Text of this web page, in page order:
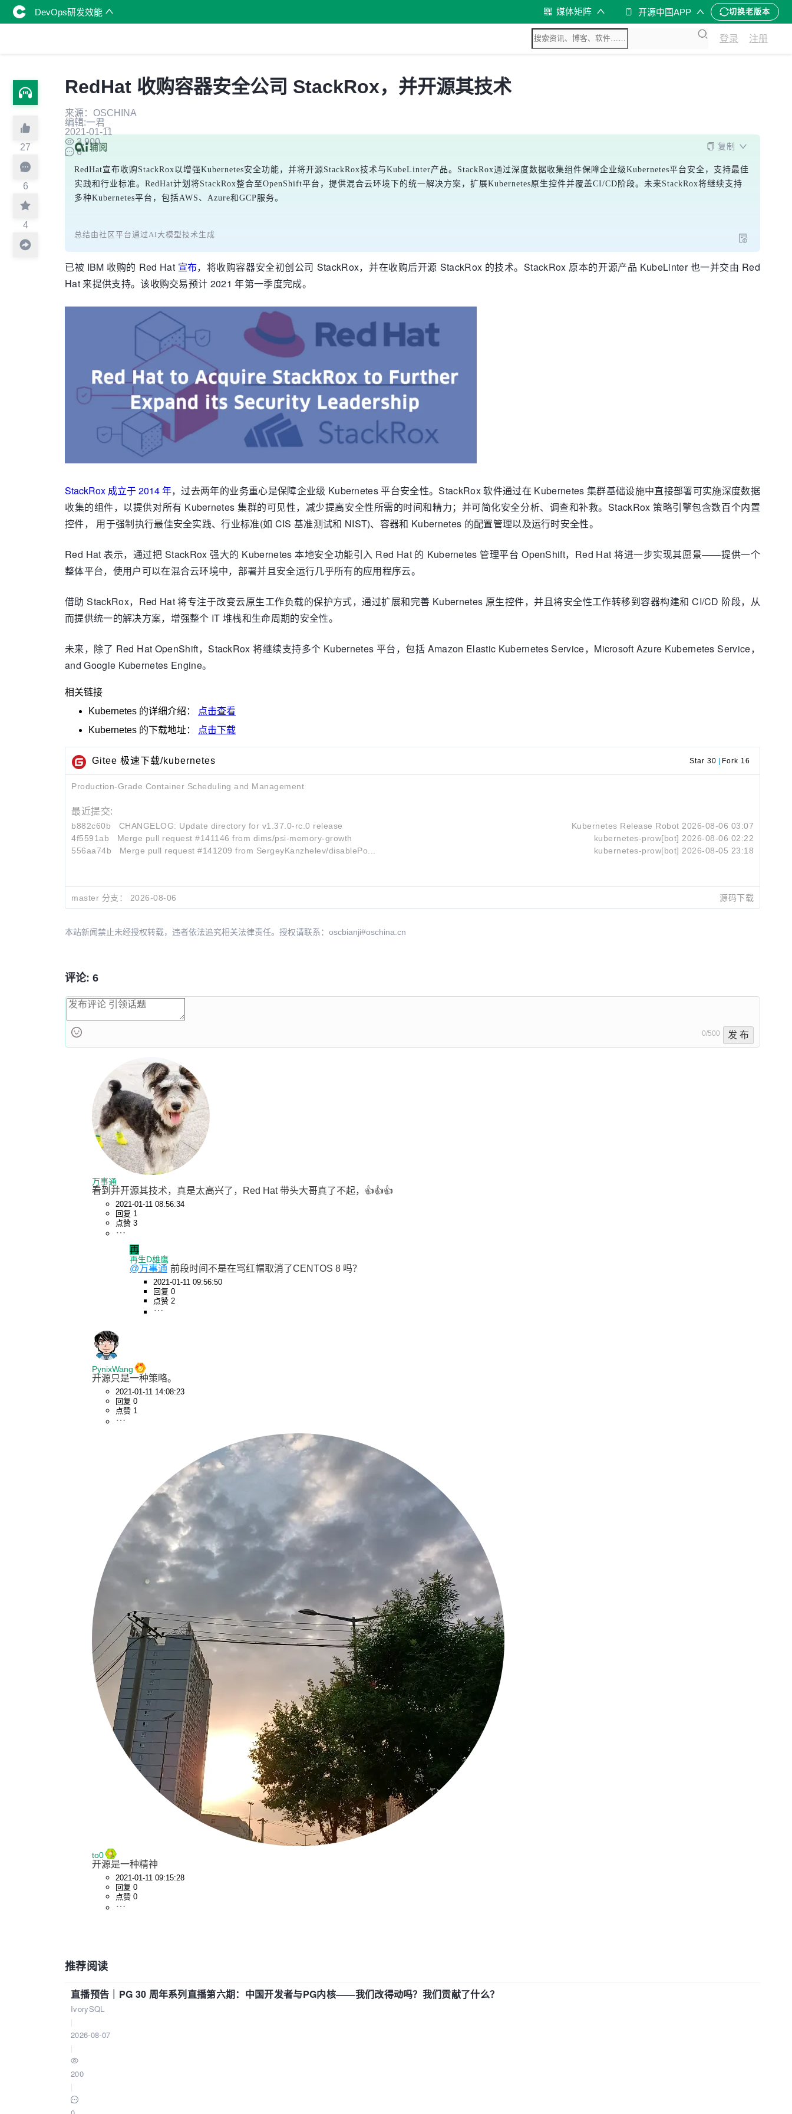
DevOps研发效能 媒体矩阵 开源中国APP 切换老版本
登录 注册
27
6
4
RedHat 收购容器安全公司 StackRox，并开源其技术
来源：OSCHINA
编辑:一君_
2021-01-11
3,900
6
复制
RedHat宣布收购StackRox以增强Kubernetes安全功能，并将开源StackRox技术与KubeLinter产品。StackRox通过深度数据收集组件保障企业级Kubernetes平台安全，支持最佳
实践和行业标准。RedHat计划将StackRox整合至OpenShift平台，提供混合云环境下的统一解决方案，扩展Kubernetes原生控件并覆盖CI/CD阶段。未来StackRox将继续支持
多种Kubernetes平台，包括AWS、Azure和GCP服务。
总结由社区平台通过AI大模型技术生成
已被 IBM 收购的 Red Hat 宣布，将收购容器安全初创公司 StackRox，并在收购后开源 StackRox 的技术。StackRox 原本的开源产品 KubeLinter 也一并交由 Red
Hat 来提供支持。该收购交易预计 2021 年第一季度完成。
StackRox 成立于 2014 年，过去两年的业务重心是保障企业级 Kubernetes 平台安全性。StackRox 软件通过在 Kubernetes 集群基础设施中直接部署可实施深度数据
收集的组件，以提供对所有 Kubernetes 集群的可见性，减少提高安全性所需的时间和精力；并可简化安全分析、调查和补救。StackRox 策略引擎包含数百个内置
控件， 用于强制执行最佳安全实践、行业标准(如 CIS 基准测试和 NIST)、容器和 Kubernetes 的配置管理以及运行时安全性。
Red Hat 表示，通过把 StackRox 强大的 Kubernetes 本地安全功能引入 Red Hat 的 Kubernetes 管理平台 OpenShift，Red Hat 将进一步实现其愿景——提供一个
整体平台，使用户可以在混合云环境中，部署并且安全运行几乎所有的应用程序云。
借助 StackRox，Red Hat 将专注于改变云原生工作负载的保护方式，通过扩展和完善 Kubernetes 原生控件，并且将安全性工作转移到容器构建和 CI/CD 阶段，从
而提供统一的解决方案，增强整个 IT 堆栈和生命周期的安全性。
未来，除了 Red Hat OpenShift，StackRox 将继续支持多个 Kubernetes 平台，包括 Amazon Elastic Kubernetes Service，Microsoft Azure Kubernetes Service，
and Google Kubernetes Engine。
相关链接
Kubernetes 的详细介绍：
点击查看
Kubernetes 的下载地址： 点击下载
Gitee 极速下载/kubernetes Star 30 | Fork 16
Production-Grade Container Scheduling and Management
最近提交:
b882c60b CHANGELOG: Update directory for v1.37.0-rc.0 release Kubernetes Release Robot 2026-08-06 03:07
4f5591ab
Merge pull request #141146 from dims/psi-memory-growth kubernetes-prow[bot] 2026-08-06 02:22
556aa74b
Merge pull request #141209 from SergeyKanzhelev/disablePo... kubernetes-prow[bot] 2026-08-05 23:18
master 分支： 2026-08-06 源码下载
本站新闻禁止未经授权转载，违者依法追究相关法律责任。授权请联系：oscbianji#oschina.cn
评论: 6
0/500 发 布
万事通
看到并开源其技术，真是太高兴了，Red Hat 带头大哥真了不起，👍👍👍
2021-01-11 08:56:34
回复 1
点赞 3
再
再生D雄鹰
@万事通 前段时间不是在骂红帽取消了CENTOS 8 吗？
2021-01-11 09:56:50
回复 0
点赞 2
PynixWang
开源只是一种策略。
2021-01-11 14:08:23
回复 0
点赞 1
to0
开源是一种精神
2021-01-11 09:15:28
回复 0
点赞 0
推荐阅读
直播预告｜PG 30 周年系列直播第六期：中国开发者与PG内核——我们改得动吗？我们贡献了什么？
IvorySQL
2026-08-07
200